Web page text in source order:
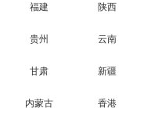
福建 陕西
贵州 云南
甘肃 新疆
内蒙古 香港